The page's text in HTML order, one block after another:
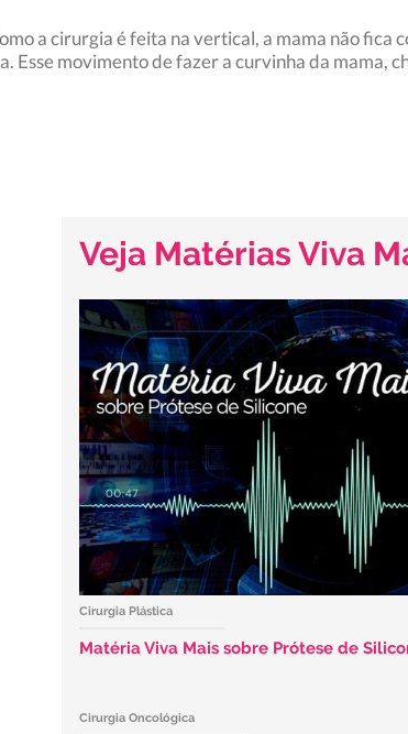
a cirurgia é feita na vertical, a mama não fica
movimento de fazer a curvinha da mama,
Veja Matérias Viva
Cirurgia Plástica
Matéria Viva Mais sobre Prótese de
Cirurgia Oncológica